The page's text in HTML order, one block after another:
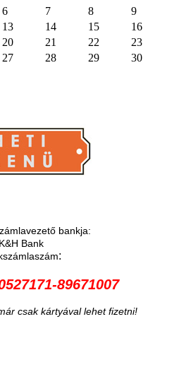
6 7 8
9
13 14 15
16
20 21 22
23
27 28 29
30
bankja:
K&H Bank
:
89671007
csak kártyával lehet fizetni!